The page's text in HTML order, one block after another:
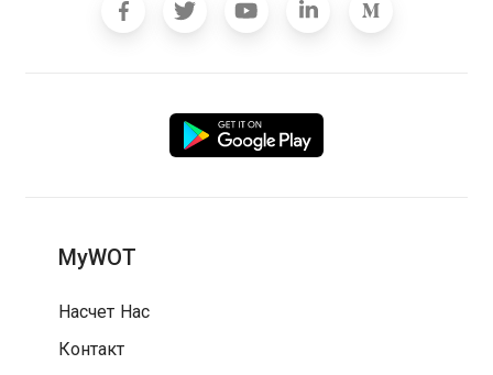
MyWOT
Насчет Нас
Контакт